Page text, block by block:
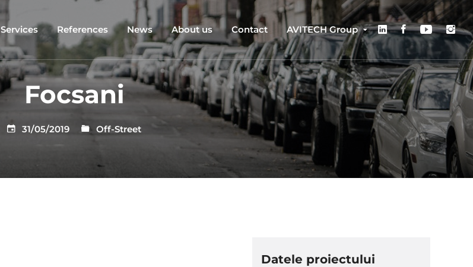
Services References News About us Contact AVITECH Group
Focsani
31/05/2019 Off-Street
Datele proiectului